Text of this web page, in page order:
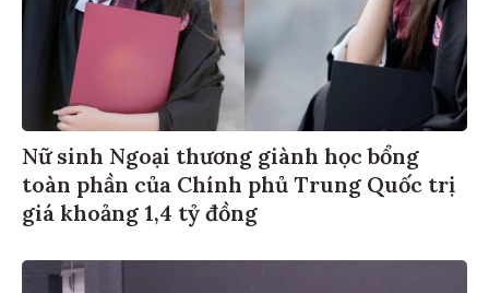
Nữ sinh Ngoại thương giành học bổng
toàn phần của Chính phủ Trung Quốc trị
giá khoảng 1,4 tỷ đồng